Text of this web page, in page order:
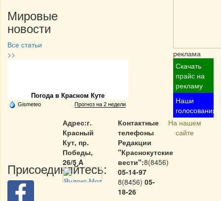
Мировые
новости
Все статьи
>>
Погода в Красном Куте
Gismeteo Прогноз на 2 недели
Присоединяйтесь:
реклама
Скачать
прайс на
рекламу
Наши
голосования
Адрес:г.
Красный
Кут, пр.
Победы,
26/5 A
Контактные
телефоны
Редакции
"Краснокутские
вести":8(8456)
05-14-97
8(8456) 05-
18-26
На нашем
сайте